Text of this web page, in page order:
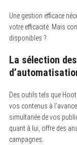
Une gestion efficace
votre efficacité. Mais
disponibles ?
La sélection
Des outils tels que
vos contenus à
simultanée de vos
quant à lui, offre des
campagnes.
r
: